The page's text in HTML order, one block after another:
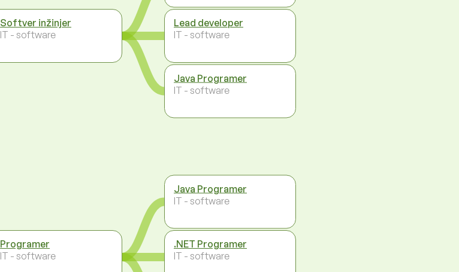
Softver inžinjer
IT - software
Programer
IT - software
Lead developer
IT - software
Java Programer
IT - software
Java Programer
IT - software
.NET Programer
IT - software